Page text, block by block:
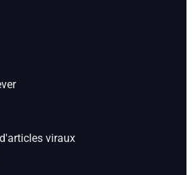
viraux